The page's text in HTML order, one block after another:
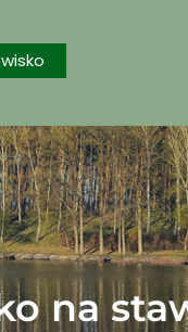
na